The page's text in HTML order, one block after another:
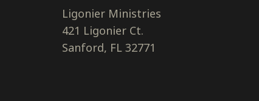
Ligonier Ministries
421 Ligonier Ct.
Sanford, FL 32771